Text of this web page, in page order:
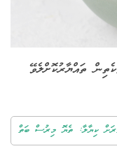
ތައްޔާރުކޮށްލެވޭ
ކިޔާލާ: ތެޔޮ މިރުސް ބަތް